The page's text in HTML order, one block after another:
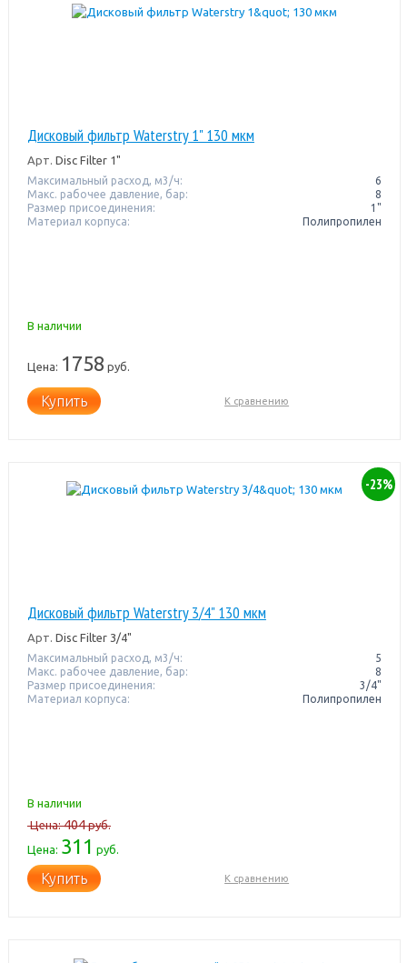
Дисковый фильтр Waterstry 1" 130 мкм
Арт. Disc Filter 1"
Максимальный расход, м3/ч:
6
Макс. рабочее давление, бар:
8
Размер присоединения:
1"
Материал корпуса:
Полипропилен
В наличии
Цена: 1758 руб.
Купить К сравнению
-23%
Дисковый фильтр Waterstry 3/4" 130 мкм
Арт. Disc Filter 3/4"
Максимальный расход, м3/ч:
5
Макс. рабочее давление, бар:
8
Размер присоединения:
3/4"
Материал корпуса:
Полипропилен
В наличии
Цена:404руб.
Цена: 311 руб.
Купить К сравнению